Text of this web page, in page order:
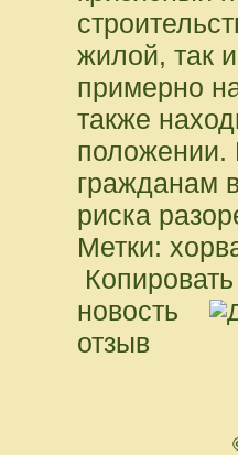
жилой, так
примерно
также
положении.
гражданам
риска
Метки:
новость
отзыв